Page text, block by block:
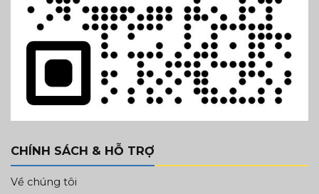
CHÍNH SÁCH & HỖ TRỢ
Về chúng tôi